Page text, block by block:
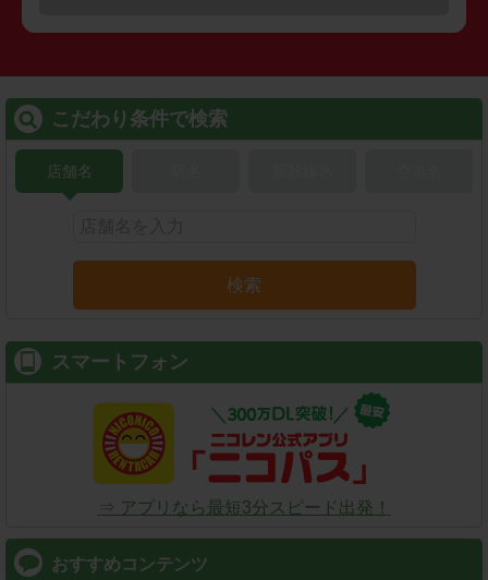
こだわり条件で検索
店舗名
検索
スマートフォン
⇒ アプリなら最短3分スピード出発！
おすすめコンテンツ